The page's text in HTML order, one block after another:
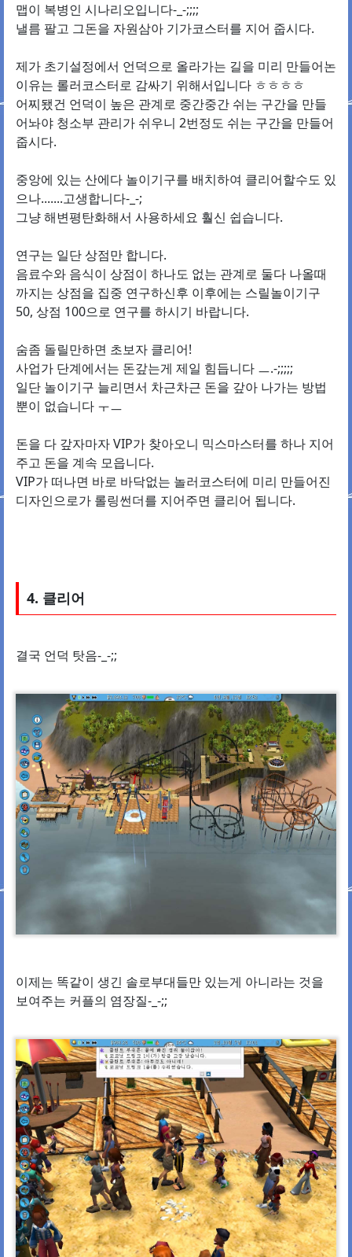
맵이 복병인 시나리오입니다-_-;;;;
낼름 팔고 그돈을 자원삼아 기가코스터를 지어 줍시다.
제가 초기설정에서 언덕으로 올라가는 길을 미리 만들어논
이유는 롤러코스터로 감싸기 위해서입니다 ㅎㅎㅎㅎ
어찌됐건 언덕이 높은 관계로 중간중간 쉬는 구간을 만들
어놔야 청소부 관리가 쉬우니 2번정도 쉬는 구간을 만들어
줍시다.
중앙에 있는 산에다 놀이기구를 배치하여 클리어할수도 있
으나.......고생합니다-_-;
그냥 해변평탄화해서 사용하세요 훨신 쉽습니다.
연구는 일단 상점만 합니다.
음료수와 음식이 상점이 하나도 없는 관계로 둘다 나올때
까지는 상점을 집중 연구하신후 이후에는 스릴놀이기구
50, 상점 100으로 연구를 하시기 바랍니다.
숨좀 돌릴만하면 초보자 클리어!
사업가 단계에서는 돈갚는게 제일 힘듭니다 ㅡ.-;;;;;
일단 놀이기구 늘리면서 차근차근 돈을 갚아 나가는 방법
뿐이 없습니다 ㅜㅡ
돈을 다 갚자마자 VIP가 찾아오니 믹스마스터를 하나 지어
주고 돈을 계속 모읍니다.
VIP가 떠나면 바로 바닥없는 놀러코스터에 미리 만들어진
디자인으로가 롤링썬더를 지어주면 클리어 됩니다.
4. 클리어
결국 언덕 탓음-_-;;
이제는 똑같이 생긴 솔로부대들만 있는게 아니라는 것을
보여주는 커플의 염장질-_-;;